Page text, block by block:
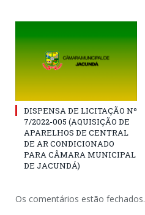
DISPENSA DE LICITAÇÃO Nº
7/2022-005 (AQUISIÇÃO DE
APARELHOS DE CENTRAL
DE AR CONDICIONADO
PARA CÂMARA MUNICIPAL
DE JACUNDÁ)
Os comentários estão fechados.